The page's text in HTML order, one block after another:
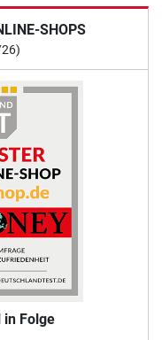
SHOPS
26)
in Folge